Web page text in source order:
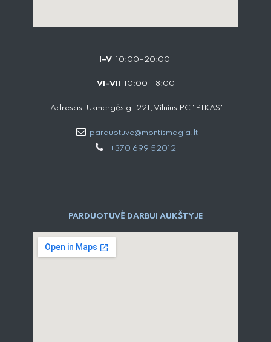
I–V 10:00–20:00
VI–VII 10:00–18:00
Adresas: Ukmergės g. 221, Vilnius PC "PIKAS"
parduotuve@montismagia.lt
+370 699 52012
PARDUOTUVĖ DARBUI AUKŠTYJE